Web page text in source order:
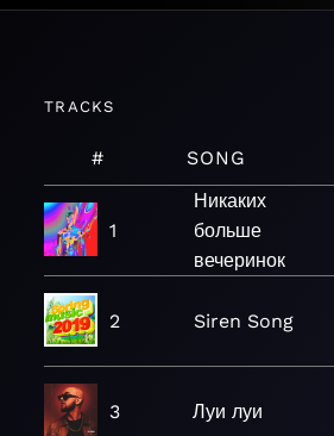
TRACKS
# SONG
1
Никаких
больше
вечеринок
2 Siren Song
3 Луи луи